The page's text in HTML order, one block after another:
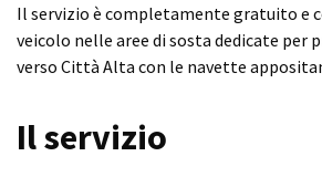
Il servizio è completamente gratuito e
veicolo nelle aree di sosta dedicate per
verso Città Alta con le navette
Il servizio